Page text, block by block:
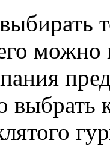
можно
выбрать